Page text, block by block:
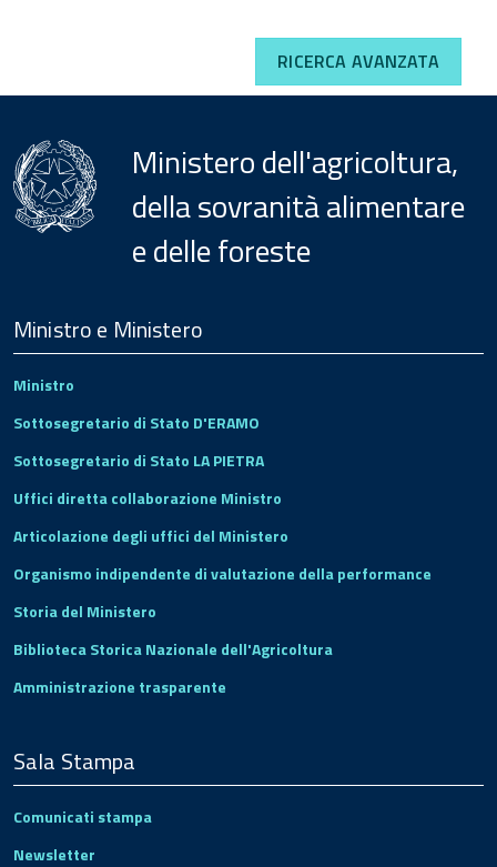
RICERCA AVANZATA
Ministero dell'agricoltura,
della sovranità alimentare
e delle foreste
Footer
Ministro e Ministero
Ministro
Sottosegretario di Stato D'ERAMO
Sottosegretario di Stato LA PIETRA
Uffici diretta collaborazione Ministro
Articolazione degli uffici del Ministero
Organismo indipendente di valutazione della performance
Storia del Ministero
Biblioteca Storica Nazionale dell'Agricoltura
Amministrazione trasparente
Sala Stampa
Comunicati stampa
Newsletter